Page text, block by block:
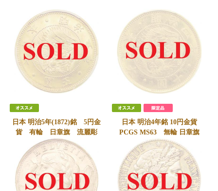
SOLD
使用
SOLD
日本 明治5年(1872)銘 5円金
貨 有輪 日章旗 流麗彫
金 PCGS MS64
SOLD
日本 明治4年銘 10円金貨
PCGS MS63 無輪 日章旗
SOLD